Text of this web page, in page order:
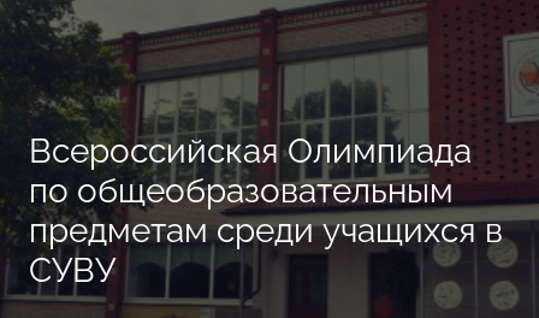
Всероссийская Олимпиада
по общеобразовательным
предметам среди учащихся в
СУВУ